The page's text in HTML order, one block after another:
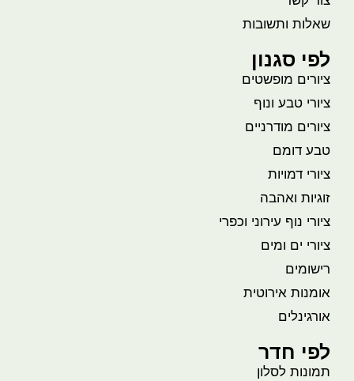
שאלות ותשובות
לפי סגנון
ציורים מופשטים
ציורי טבע ונוף
ציורים מודרניים
טבע דומם
ציורי דמויות
זוגיות ואהבה
ציורי נוף עירוני וכפרי
ציורי ים ומים
רישומים
אומנות אירוטית
אורגינלים
לפי חדר
תמונות לסלון